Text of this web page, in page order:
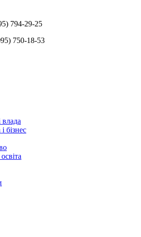
794-29-25
750-18-53
влада
бізнес